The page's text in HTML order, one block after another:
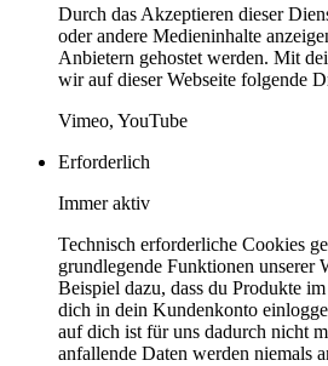
Durch das Akzeptieren dieser
oder andere Medieninhalte
Anbietern gehostet werden. Mit
wir auf dieser Webseite folgende
Vimeo, YouTube
Erforderlich
Immer aktiv
Technisch erforderliche Cookies
grundlegende Funktionen unserer
Beispiel dazu, dass du Produkte
dich in dein Kundenkonto
auf dich ist für uns dadurch nicht
anfallende Daten werden niemals